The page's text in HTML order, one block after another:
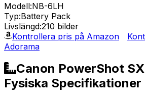
Modell:NB-6LH
Typ:Battery Pack
Livslängd:210 bilder
Kontrollera pris på Amazon
Adorama
Canon PowerShot
Fysiska Specifikationer